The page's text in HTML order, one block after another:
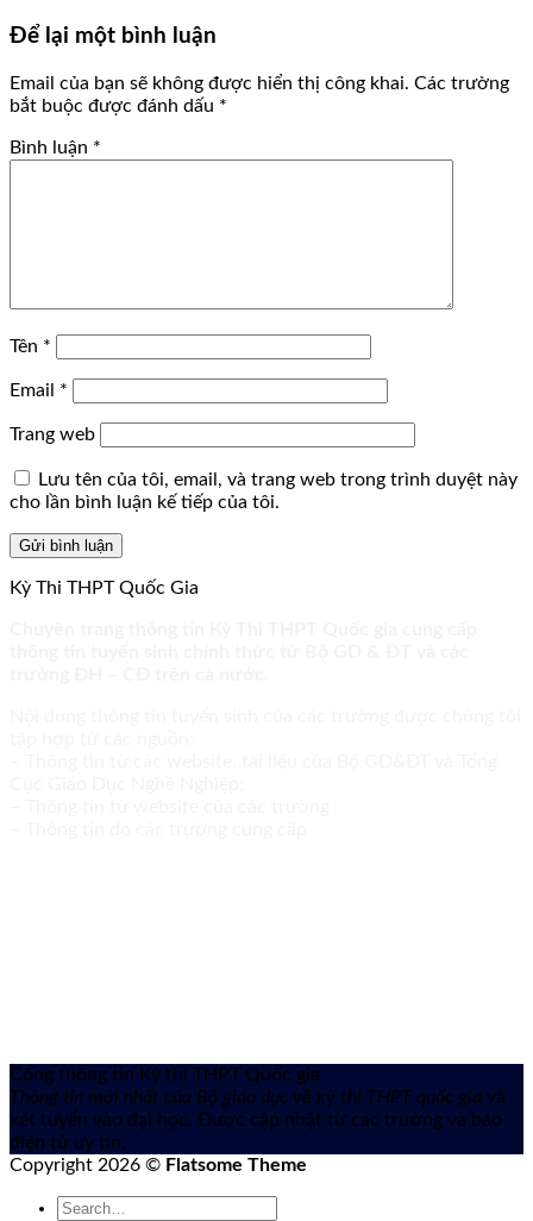
Để lại một bình luận
Email của bạn sẽ không được hiển thị công khai. Các trường
bắt buộc được đánh dấu *
Bình luận *
Tên *
Email *
Trang web
Lưu tên của tôi, email, và trang web trong trình duyệt này
cho lần bình luận kế tiếp của tôi.
Kỳ Thi THPT Quốc Gia
Cổng thông tin Kỳ thi THPT Quốc gia
Thông tin mới nhất của Bộ giáo dục về kỳ thi THPT quốc gia và
xét tuyển vào đại học. Được cập nhật từ các trường và báo
điện tử uy tín.
Copyright 2026 © Flatsome Theme